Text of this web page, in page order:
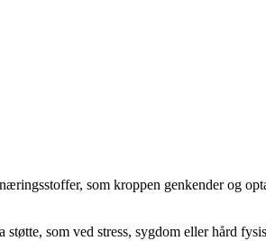
som kroppen genkender og
som ved stress, sygdom eller hård